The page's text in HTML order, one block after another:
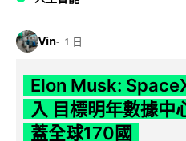
Vin 1 日
Elon Musk:
入 目標明年數據
蓋全球170國